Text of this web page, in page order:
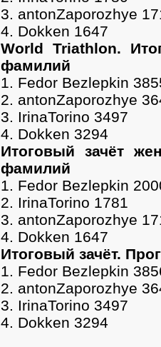
3. antonZaporozhye
4. Dokken 1647
World Triathlon.
фамилий
1. Fedor Bezlepkin
2. antonZaporozhye
3. IrinaTorino 3497
4. Dokken 3294
Итоговый зачёт
фамилий
1. Fedor Bezlepkin
2. IrinaTorino 1781
3. antonZaporozhye
4. Dokken 1647
Итоговый зачёт.
1. Fedor Bezlepkin
2. antonZaporozhye
3. IrinaTorino 3497
4. Dokken 3294